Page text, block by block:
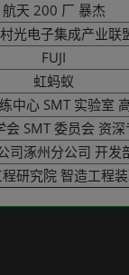
航天 200 厂 暴杰
光电子集成产业联
FUJI
虹蚂蚁
中心 SMT 实验室
会 SMT 委员会 资
司涿州分公司 开发
研究院 智造工程